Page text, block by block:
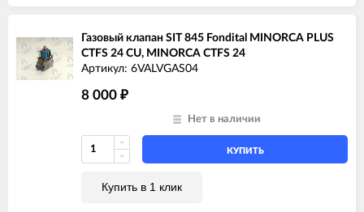
Газовый клапан SIT 845 Fondital MINORCA PLUS
CTFS 24 CU, MINORCA CTFS 24
Артикул: 6VALVGAS04
8 000 ₽
Нет в наличии
КУПИТЬ
Купить в 1 клик